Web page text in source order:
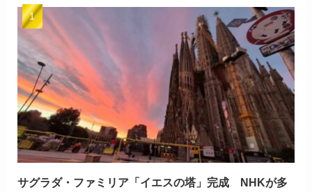
サグラダ・ファミリア「イエスの塔」完成 NHKが多